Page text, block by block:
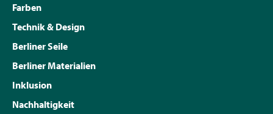
Farben
Technik & Design
Berliner Seile
Berliner Materialien
Inklusion
Nachhaltigkeit